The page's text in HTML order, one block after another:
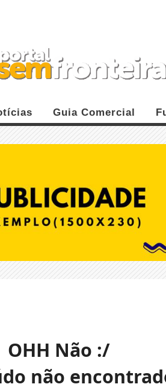
Guia Comercial
OHH Não :/
não